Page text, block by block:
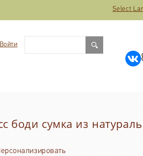
Select
Войти
боди сумка из